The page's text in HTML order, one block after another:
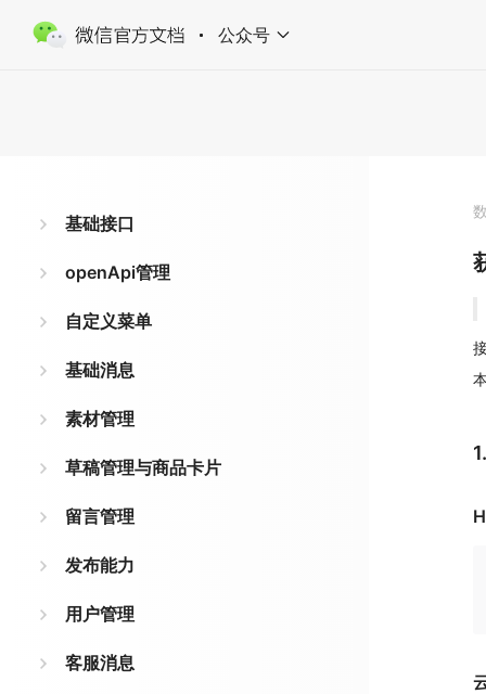
公众号
基础接口
openApi管理
自定义菜单
基础消息
素材管理
草稿管理与商品卡片
留言管理
发布能力
用户管理
客服消息